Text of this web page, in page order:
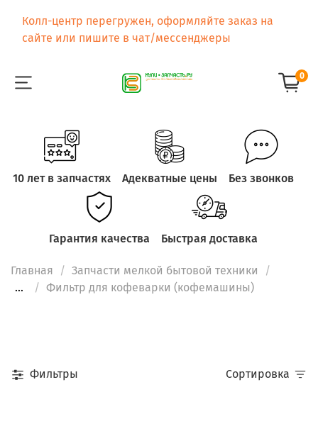
Колл-центр перегружен, оформляйте заказ на
сайте или пишите в чат/мессенджеры
0
10 лет в запчастях Адекватные цены Без звонков
Гарантия качества Быстрая доставка
Главная
Запчасти мелкой бытовой техники
...
Фильтр для кофеварки (кофемашины)
Фильтры Сортировка